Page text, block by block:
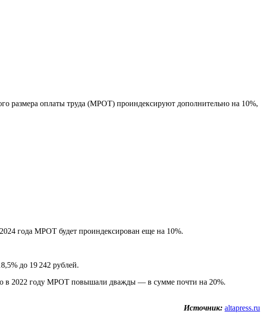
размера оплаты труда (МРОТ) проиндексируют дополнительно на 10%,
года МРОТ будет проиндексирован еще на 10%.
до 19 242 рублей.
в 2022 году МРОТ повышали дважды — в сумме почти на 20%.
Источник: altapress.ru